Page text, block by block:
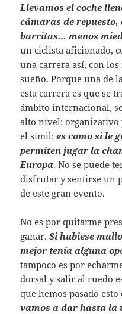
Llevamos el coche
cámaras de repuesto,
barritas… menos
un ciclista aficionado,
una carrera así, con
sueño. Porque una de
esta carrera es que se
ámbito internacional,
alto nivel: organizativo
el símil:es como si le
permiten jugar la
Europa. No se puede
disfrutar y sentirse un
de este gran evento.
No es por quitarme
ganar.Si hubiese
mejor tenía alguna
tampoco es por
dorsal y salir al ruedo
que hemos pasado
vamos a dar hasta la